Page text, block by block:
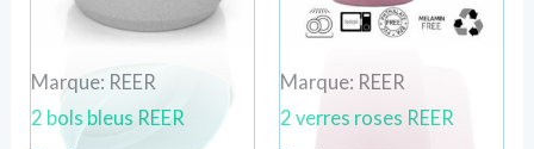
Marque: REER
2 bols bleus REER
Marque: REER
2 verres roses REER